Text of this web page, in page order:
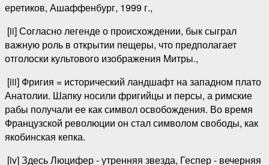
еретиков, Ашаффенбург, 1999 г.,
[ii] Согласно легенде о происхождении, бык сыграл
важную роль в открытии пещеры, что предполагает
отголоски культового изображения Митры.,
[iii] Фригия = исторический ландшафт на западном плато
Анатолии. Шапку носили фригийцы и персы, а римские
рабы получали ее как символ освобождения. Во время
Французской революции он стал символом свободы, как
якобинская кепка.
[iv] Здесь Люцифер - утренняя звезда, Геспер - вечерняя